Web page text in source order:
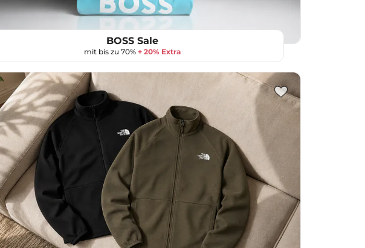
BOSS Sale
mit bis zu 70% + 20% Extra